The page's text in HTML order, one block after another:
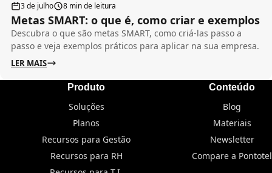
3 de julho 8 min de leitura
Metas SMART: o que é, como criar e exemplos
Descubra o que são metas SMART, como criá-las passo a
passo e veja exemplos práticos para aplicar na sua empresa.
LER MAIS
Produto
Soluções
Planos
Recursos para Gestão
Recursos para RH
Conteúdo
Blog
Materiais
Newsletter
Compare a Pontotel